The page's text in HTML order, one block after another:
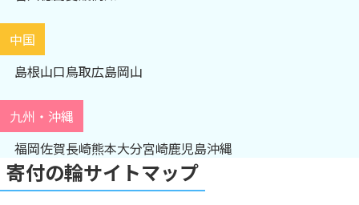
中国
島根山口鳥取広島岡山
九州・沖縄
福岡佐賀長崎熊本大分宮崎鹿児島沖縄
寄付の輪サイトマップ